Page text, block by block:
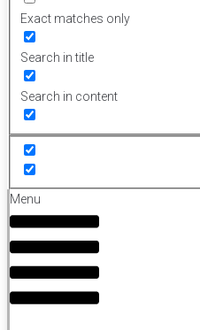
Exact matches only
Search in title
Search in content
Menu